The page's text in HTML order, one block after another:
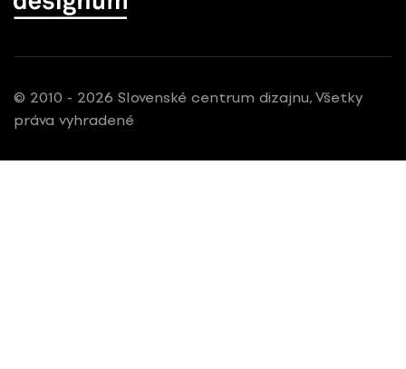
© 2010 - 2026 Slovenské centrum dizajnu, Všetky
práva vyhradené